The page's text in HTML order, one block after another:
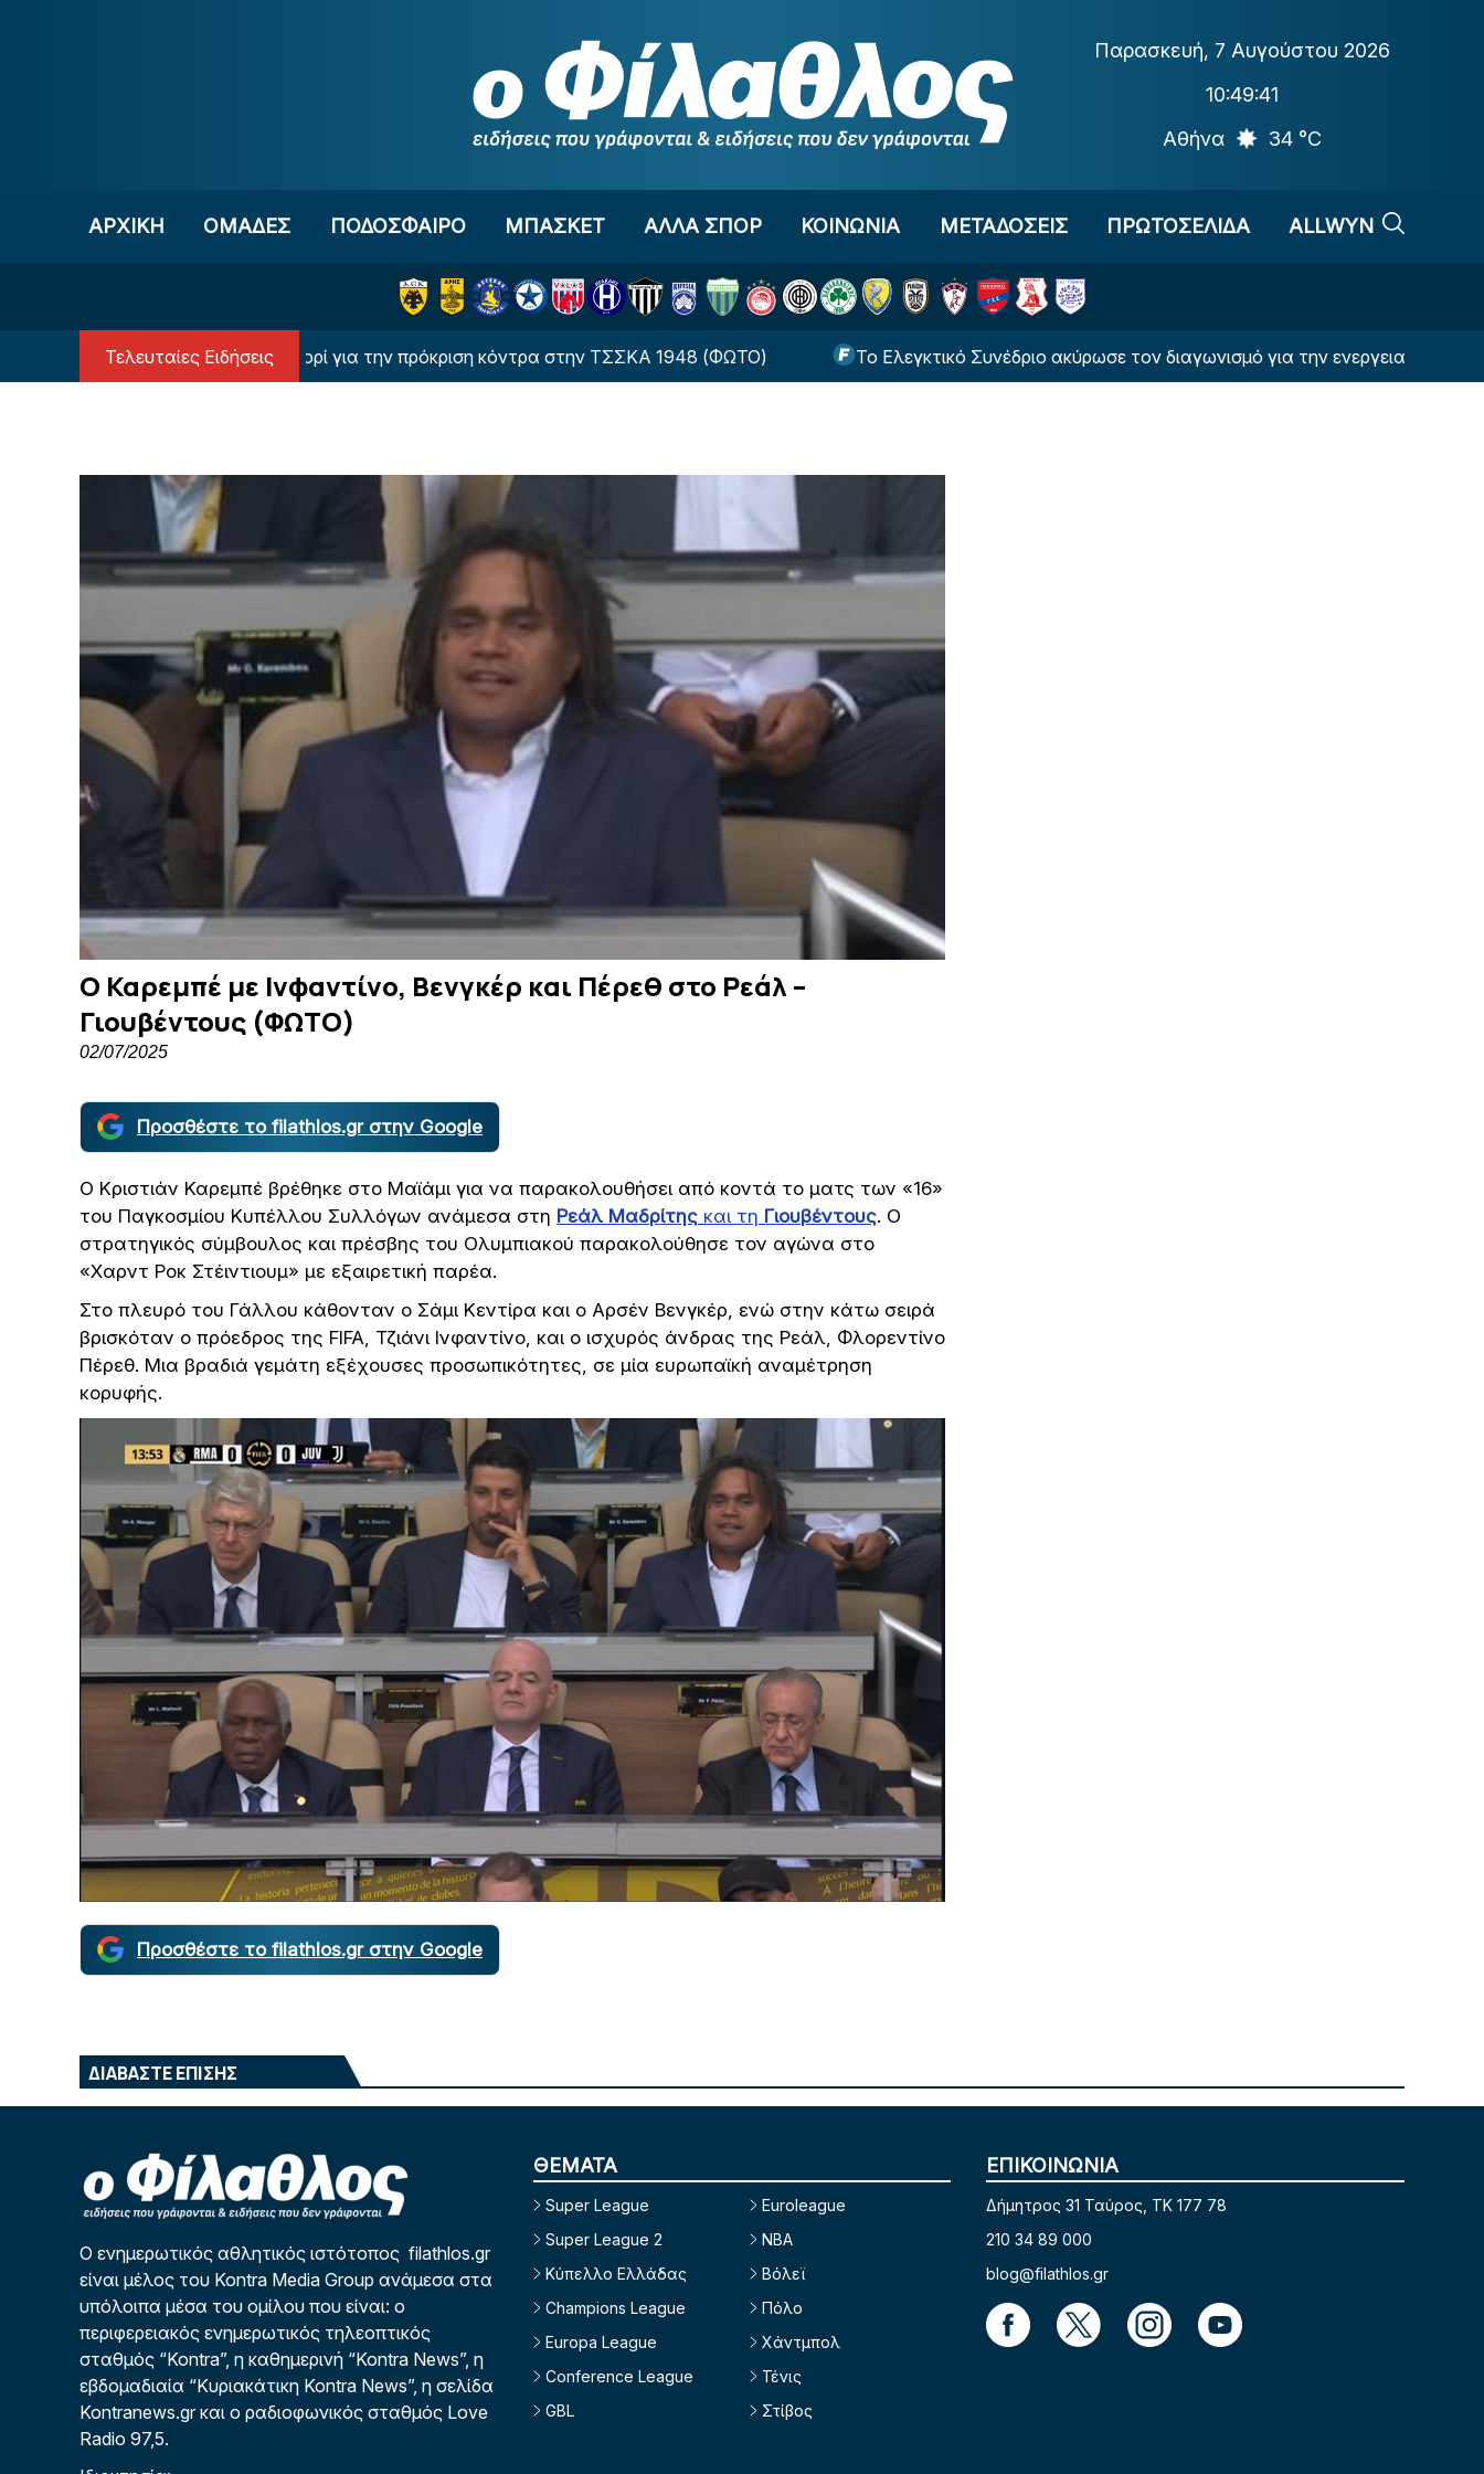
Παρασκευή, 7 Αυγούστου 2026
10:49:42
Αθήνα
34 °C
ΑΡΧΙΚΗ OΜΑΔΕΣ ΠΟΔΟΣΦΑΙΡΟ ΜΠΑΣΚΕΤ ΑΛΛΑ ΣΠΟΡ ΚΟΙΝΩΝΙΑ ΜΕΤΑΔΟΣΕΙΣ ΠΡΩΤΟΣΕΛΙΔΑ ALLWYN
Τελευταίες Ειδήσεις
Ο Παναθηναϊκός φαβορί για την πρόκριση κόντρα στην ΤΣΣΚΑ 1948 (ΦΩΤΟ) Το Ελεγκτικό Συνέδριο ακύρωσε τον διαγωνισμό για την ενεργειακή αναβάθμιση του
Ο Καρεμπέ με Ινφαντίνο, Βενγκέρ και Πέρεθ στο Ρεάλ –
Γιουβέντους (ΦΩΤΟ)
02/07/2025
Προσθέστε το filathlos.gr στην Google
Ο Κριστιάν Καρεμπέ βρέθηκε στο Μαϊάμι για να παρακολουθήσει από κοντά το ματς των «16»
του Παγκοσμίου Κυπέλλου Συλλόγων ανάμεσα στη Ρεάλ Μαδρίτης και τη Γιουβέντους. Ο
στρατηγικός σύμβουλος και πρέσβης του Ολυμπιακού παρακολούθησε τον αγώνα στο
«Χαρντ Ροκ Στέιντιουμ» με εξαιρετική παρέα.
Στο πλευρό του Γάλλου κάθονταν ο Σάμι Κεντίρα και ο Αρσέν Βενγκέρ, ενώ στην κάτω σειρά
βρισκόταν ο πρόεδρος της FIFA, Τζιάνι Ινφαντίνο, και ο ισχυρός άνδρας της Ρεάλ, Φλορεντίνο
Πέρεθ. Μια βραδιά γεμάτη εξέχουσες προσωπικότητες, σε μία ευρωπαϊκή αναμέτρηση
κορυφής.
Προσθέστε το filathlos.gr στην Google
ΔΙΑΒΑΣΤΕ ΕΠΙΣΗΣ
Ο ενημερωτικός αθλητικός ιστότοπος filathlos.gr
είναι μέλος του Kontra Media Group ανάμεσα στα
υπόλοιπα μέσα του ομίλου που είναι: ο
περιφερειακός ενημερωτικός τηλεοπτικός
σταθμός “Kontra”, η καθημερινή “Kontra News”, η
εβδομαδιαία “Κυριακάτικη Kontra News”, η σελίδα
Kontranews.gr και ο ραδιοφωνικός σταθμός Love
Radio 97,5.
ΘΕΜΑΤΑ
Super League
Super League 2
Κύπελλο Ελλάδας
Champions League
Europa League
Conference League
GBL
Euroleague
NBA
Βόλεϊ
Πόλο
Χάντμπολ
Τένις
Στίβος
ΕΠΙΚΟΙΝΩΝΙΑ
Δήμητρος 31 Ταύρος, TK 177 78
210 34 89 000
blog@filathlos.gr